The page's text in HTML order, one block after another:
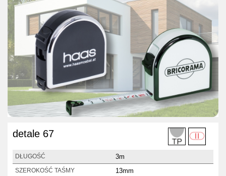
detale 67
DŁUGOŚĆ 3m
SZEROKOŚĆ TAŚMY 13mm